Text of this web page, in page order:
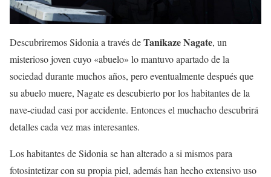
Descubriremos Sidonia a través deTanikaze Nagate, un
misterioso joven cuyo «abuelo» lo mantuvo apartado de la
sociedad durante muchos años, pero eventualmente después que
su abuelo muere, Nagate es descubierto por los habitantes de la
nave-ciudad casi por accidente. Entonces el muchacho descubrirá
detalles cada vez mas interesantes.
Los habitantes de Sidonia se han alterado a si mismos para
fotosintetizar con su propia piel, además han hecho extensivo uso